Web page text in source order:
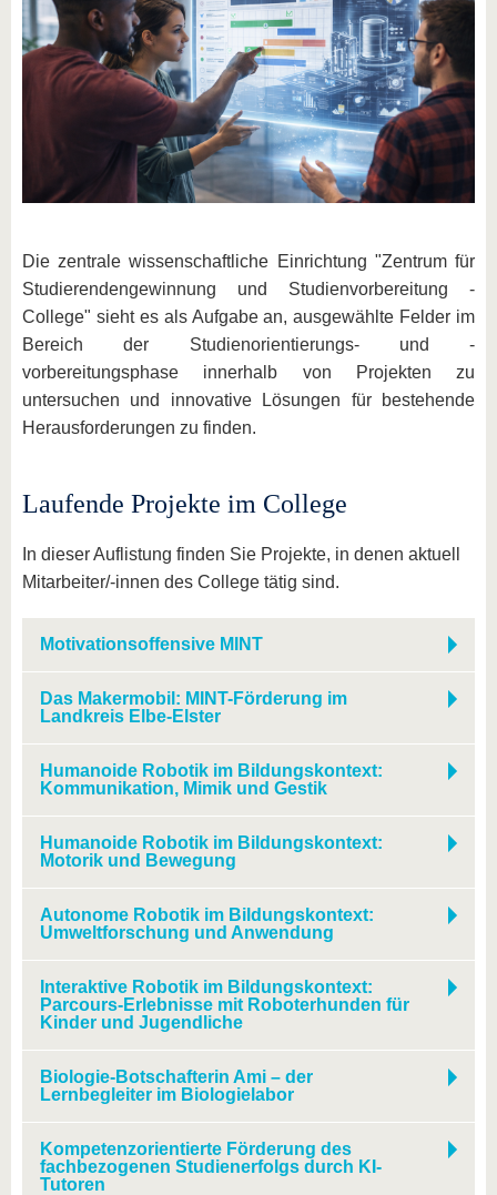
Die zentrale wissenschaftliche Einrichtung "Zentrum für
Studierendengewinnung und Studienvorbereitung -
College" sieht es als Aufgabe an, ausgewählte Felder im
Bereich der Studienorientierungs- und -
vorbereitungsphase innerhalb von Projekten zu
untersuchen und innovative Lösungen für bestehende
Herausforderungen zu finden.
Laufende Projekte im College
In dieser Auflistung finden Sie Projekte, in denen aktuell
Mitarbeiter/-innen des College tätig sind.
Motivationsoffensive MINT
Das Makermobil: MINT-Förderung im
Landkreis Elbe-Elster
Humanoide Robotik im Bildungskontext:
Kommunikation, Mimik und Gestik
Humanoide Robotik im Bildungskontext:
Motorik und Bewegung
Autonome Robotik im Bildungskontext:
Umweltforschung und Anwendung
Interaktive Robotik im Bildungskontext:
Parcours-Erlebnisse mit Roboterhunden für
Kinder und Jugendliche
Biologie-Botschafterin Ami – der
Lernbegleiter im Biologielabor
Kompetenzorientierte Förderung des
fachbezogenen Studienerfolgs durch KI-
Tutoren